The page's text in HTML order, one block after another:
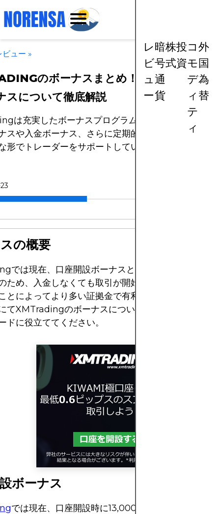
レ
ビ
ュ
ー
暗
号
通
貨
株
式
投
資
コ
モ
デ
ィ
テ
ィ
外
国
為
替
ビュー »
のボーナスまとめ！口座開設ボーナ
スについて徹底解説
は充実したボーナスプログラムを提供しています。
スや入金ボーナス、さらに定期的なキャンペーンボ
形でトレーダーをサポートしています。
の概要
では現在、口座開設ボーナスと入金ボーナスが提供
ため、入金しなくても取引が開始でき、入金すると
とによってより多い証拠金で有利に取引することが
てXMTradingのボーナスについて解説していきます
ドに役立ててください。
ボーナス
では現在、口座開設時に13,000円のボーナスを受け